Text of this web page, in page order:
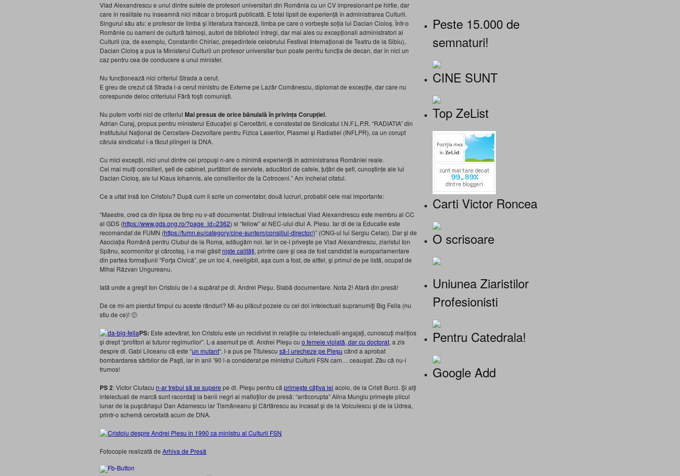
Vlad Alexandrescu e unul dintre sutele de profesori universitari din România cu un CV impresionant pe hîrtie, dar
care în realitate nu înseamnă nici măcar o broșură publicată. E total lipsit de experiență în administrarea Culturii.
Singurul său atu: e profesor de limba și literatura franceză, limba pe care o vorbește soția lui Dacian Cioloș. Într-o
Românie cu oameni de cultură faimoși, autori de biblioteci întregi, dar mai ales cu excepționali administratori ai
Culturii (ca, de exemplu, Constantin Chiriac, președintele celebrului Festival Internațional de Teatru de la Sibiu),
Dacian Cioloș a pus la Ministerul Culturii un profesor universitar bun poate pentru funcția de decan, dar în nici un
caz pentru cea de conducere a unui minister.
Nu funcționează nici criteriul Strada a cerut.
E greu de crezut că Strada l-a cerut ministru de Externe pe Lazăr Comănescu, diplomat de excepție, dar care nu
corespunde deloc criteriului Fără foști comuniști.
Nu putem vorbi nici de criteriul Mai presus de orice bănuială în privința Corupției.
Adrian Curaj, propus pentru ministerul Educației și Cercetării, e constestat de Sindicatul I.N.F.L.P.R. “RADIATIA” din
Institutului Naţional de Cercetare-Dezvoltare pentru Fizica Laserilor, Plasmei şi Radiatiei (INFLPR), ca un corupt
căruia sindicatul i-a făcut plîngeri la DNA.
Cu mici excepții, nici unul dintre cei propuși n-are o minimă experiență în administrarea României reale.
Cei mai mulți consilieri, șefi de cabinet, purtători de serviete, aducători de cafele, țuțări de șefi, cunoștințe ale lui
Dacian Cioloș, ale lui Klaus Iohannis, ale consilierilor de la Cotroceni.” Am încheiat citatul.
Ce a uitat însă Ion Cristoiu? După cum îi scrie un comentator, două lucruri, probabil cele mai importante:
“Maestre, cred ca din lipsa de timp nu v-ati documentat. Distinsul intelectual Vlad Alexandrescu este membru al CC
al GDS (https://www.gds.ong.ro/?page_id=2362) si “fellow” al NEC-ului dlui A. Plesu. Iar dl de la Educatie este
recomandat de FUMN (https://fumn.eu/category/cine-suntem/consiliul-director/)” (ONG-ul lui Sergiu Celac). Dar şi de
Asociația Română pentru Clubul de la Roma, adăugăm noi. Iar în ce-l priveşte pe Vlad Alexandrescu, ziaristul Ion
Spânu, scormonitor şi cârcotaş, i-a mai găsitnişte calităţi, printre care şi cea de fost candidat la europarlamentare
din partea formaţiunii “Forţa Civică”, pe un loc 4, neeligibil, aşa cum a fost, de altfel, şi primul de pe listă, ocupat de
Mihai Răzvan Ungureanu.
Iată unde a greşit Ion Cristoiu de l-a supărat pe dl. Andrei Pleşu. Slabă documentare. Nota 2! Afară din presă!
De ce mi-am pierdut timpul cu aceste rânduri? Mi-au plăcut pozele cu cei doi intelectuali supranumiţi Big Fella (nu
stiu de ce)! 🙂
PS: Este adevărat, Ion Cristoiu este un recidivist în relaţiile cu intelectualii-angajaţi, cunoscuţi maliţios
şi drept “profitori ai tuturor regimurilor”. L-a asemuit pe dl. Andrei Pleşu cu o femeie violată, dar cu doctorat, a zis
despre dl. Gabi Liiceanu că este “un mutant“, l-a pus pe Titulescu să-l urecheze pe Pleşu când a aprobat
bombardarea sârbilor de Paşti, iar în anii ’90 l-a considerat pe ministrul Culturii FSN cam… ceauşist. Zău că nu-i
frumos!
PS 2: Victor Ciutacu n-ar trebui să se supere pe dl. Pleşu pentru că primeşte câţiva lei acolo, de la Cristi Burci. Şi alţi
intelectuali de marcă sunt racordaţi la banii negri ai mafioţilor de presă: “anticorupta” Alina Mungiu primeşte plicul
lunar de la puşcăriaşul Dan Adamescu iar Tismăneanu şi Cărtărescu au încasat şi de la Voiculescu şi de la Udrea,
printr-o schemă cercetată acum de DNA.
Fotocopie realizată de Arhiva de Presă
Peste 15.000 de
semnaturi!
CINE SUNT
Top ZeList
Carti Victor Roncea
O scrisoare
Uniunea Ziaristilor
Profesionisti
Pentru Catedrala!
Google Add